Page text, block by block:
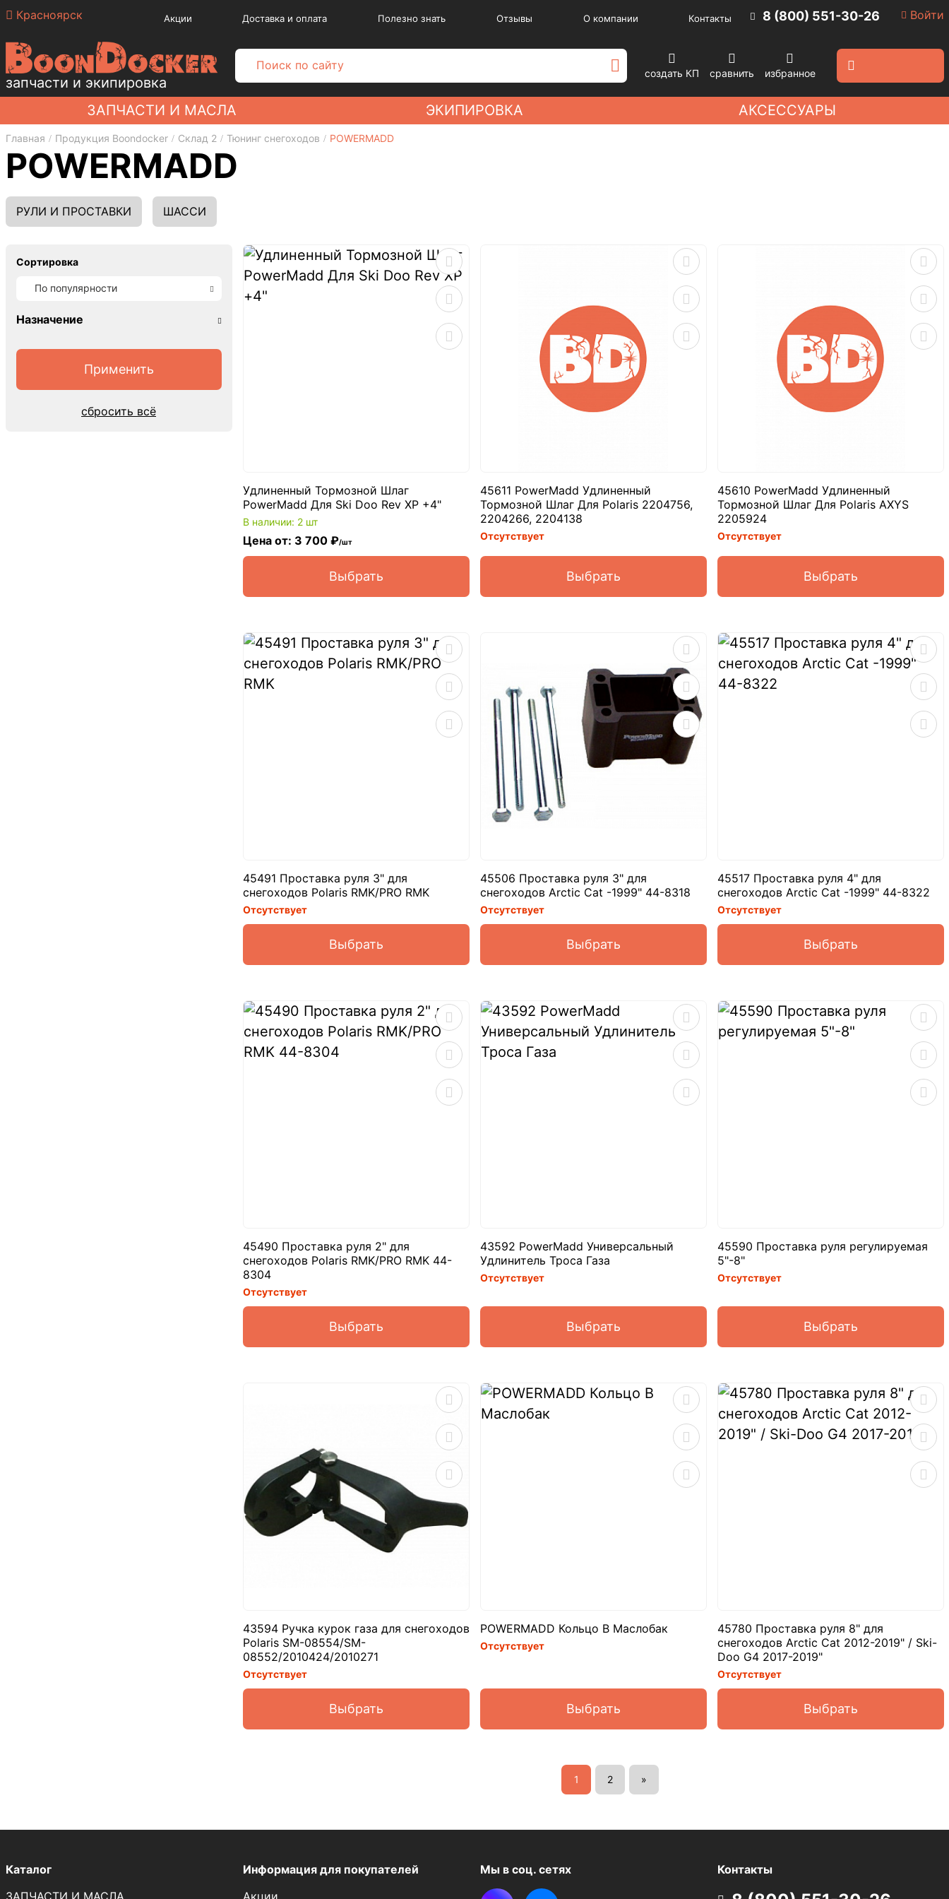
Красноярск Акции Доставка и оплата Полезно знать Отзывы О компании Контакты 8 (800) 551-30-26 Войти
запчасти и экипировка
создать КП сравнить избранное
ЗАПЧАСТИ И МАСЛА ЭКИПИРОВКА АКСЕССУАРЫ
Главная Продукция Boondocker Склад 2 Тюнинг снегоходов POWERMADD
POWERMADD
РУЛИ И ПРОСТАВКИ ШАССИ
Сортировка
По популярности
Назначение
сбросить всё
Удлиненный Тормозной Шлаг
PowerMadd Для Ski Doo Rev XP +4"
В наличии: 2 шт
Цена от: 3 700 ₽/шт
Выбрать
45611 PowerMadd Удлиненный
Тормозной Шлаг Для Polaris 2204756,
2204266, 2204138
Отсутствует
Выбрать
45610 PowerMadd Удлиненный
Тормозной Шлаг Для Polaris AXYS
2205924
Отсутствует
Выбрать
45491 Проставка руля 3" для
снегоходов Polaris RMK/PRO RMK
Отсутствует
Выбрать
45506 Проставка руля 3" для
снегоходов Arctic Cat -1999" 44-8318
Отсутствует
Выбрать
45517 Проставка руля 4" для
снегоходов Arctic Cat -1999" 44-8322
Отсутствует
Выбрать
45490 Проставка руля 2" для
снегоходов Polaris RMK/PRO RMK 44-
8304
Отсутствует
Выбрать
43592 PowerMadd Универсальный
Удлинитель Троса Газа
Отсутствует
Выбрать
45590 Проставка руля регулируемая
5"-8"
Отсутствует
Выбрать
43594 Ручка курок газа для снегоходов
Polaris SM-08554/SM-
08552/2010424/2010271
Отсутствует
Выбрать
POWERMADD Кольцо В Маслобак
Отсутствует
Выбрать
45780 Проставка руля 8" для
снегоходов Arctic Cat 2012-2019" / Ski-
Doo G4 2017-2019"
Отсутствует
Выбрать
1 2 »
Каталог
ЗАПЧАСТИ И МАСЛА
Информация для покупателей
Акции
Мы в соц. сетях Контакты